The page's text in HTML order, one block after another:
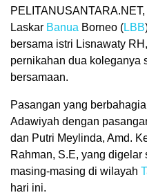
Laskar Banua Borneo (LBB
bersama istri Lisnawaty
pernikahan dua koleganya
bersamaan.
Pasangan yang
Adawiyah dengan
dan Putri Meylinda, Amd.
Rahman, S.E, yang
masing-masing di wilayah
hari ini.